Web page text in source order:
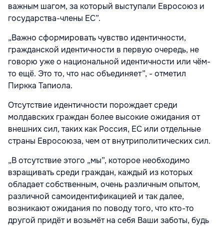
важным шагом, за который выступали Евросоюз и
государства-члены ЕС”.
„Важно сформировать чувство идентичности,
гражданской идентичности в первую очередь, не
говорю уже о национальной идентичности или чём-
то ещё. Это то, что нас объединяет”, - отметил
Пиркка Тапиола.
Отсутствие идентичности порождает среди
молдавских граждан более высокие ожидания от
внешних сил, таких как Россия, ЕС или отдельные
страны Евросоюза, чем от внутриполитических сил.
„В отсутствие этого „мы”, которое необходимо
взращивать среди граждан, каждый из которых
обладает собственным, очень различным опытом,
различной самоидентификацией и так далее,
возникают ожидания по поводу того, что кто-то
другой придёт и возьмёт на себя Ваши заботы, будь